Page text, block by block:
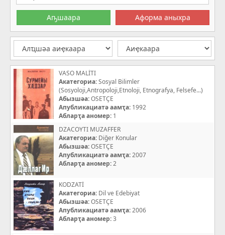
VASO MALİTI
Акатегориа:Sosyal Bilimler
(Sosyoloji,Antropoloji,Etnoloji, Etnografya, Felsefe...)
Абызшәа:OSETÇE
Апубликациатә аамҭа: 1992
Абларҭа аномер: 1
DZACOYTI MUZAFFER
Акатегориа: Diğer Konular
Абызшәа:OSETÇE
Апубликациатә аамҭа:2007
Абларҭа аномер:2
KODZATİ
Акатегориа: Dil ve Edebiyat
Абызшәа:OSETÇE
Апубликациатә аамҭа:2006
Абларҭа аномер:3